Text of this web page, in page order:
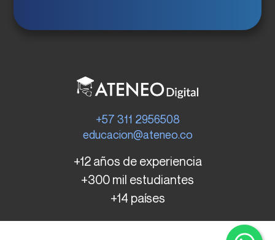
+57 311 2956508
educacion@ateneo.co
+12 años de experiencia
+300 mil estudiantes
+14 países